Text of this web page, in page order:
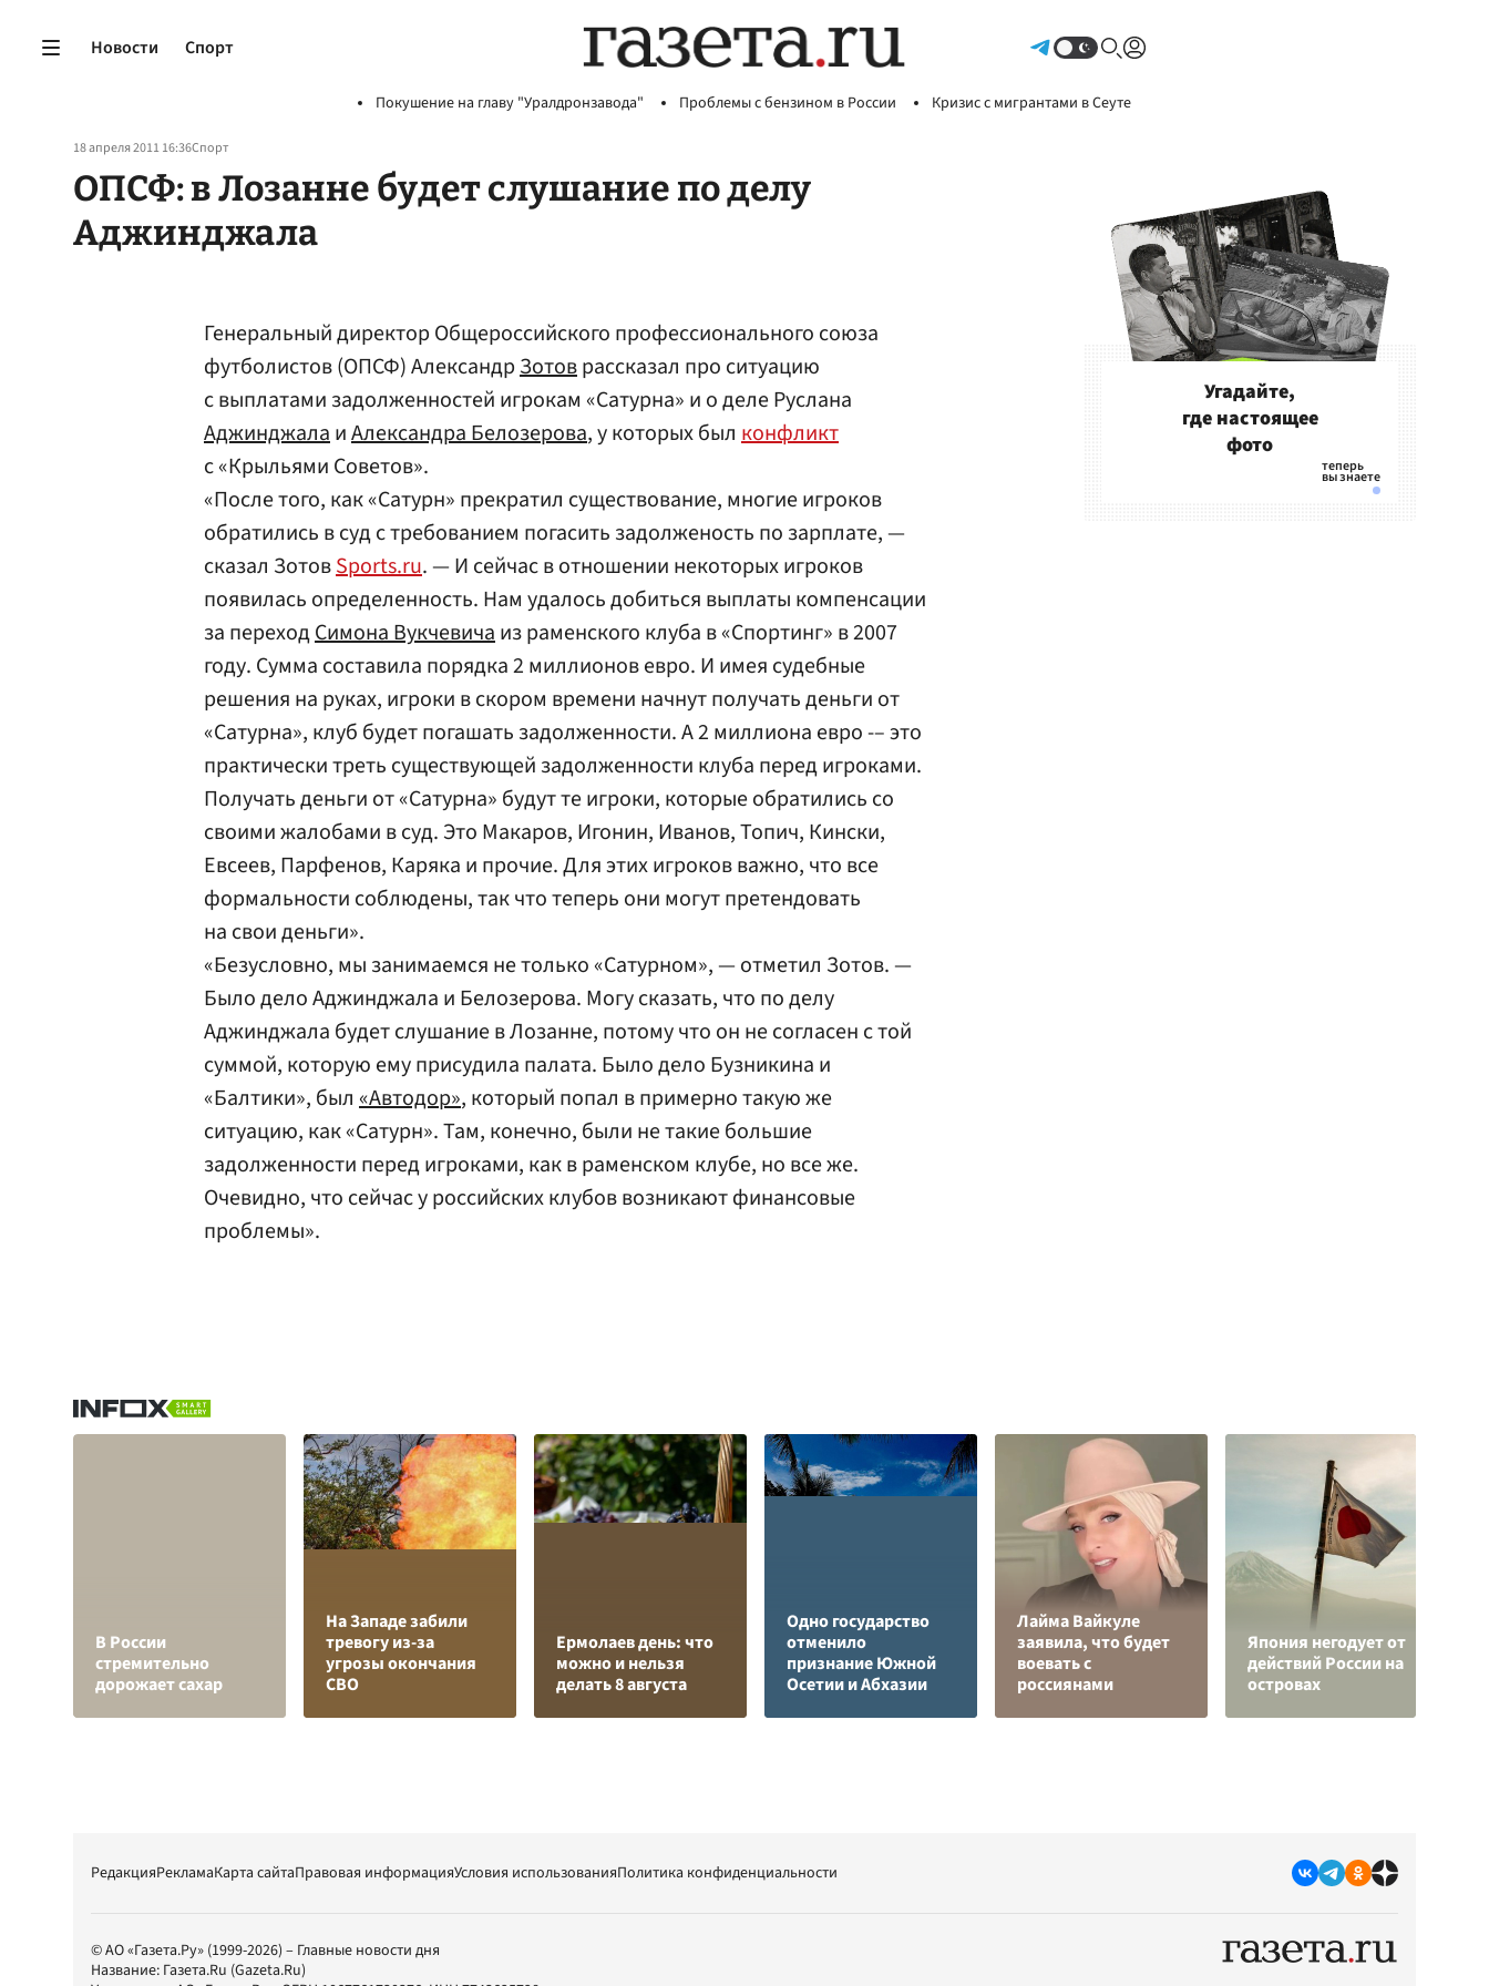
Новости Спорт
Покушение на главу "Уралдронзавода" Проблемы с бензином в России Кризис с мигрантами в Сеуте
18 апреля 2011 16:36Спорт
ОПСФ: в Лозанне будет слушание по делу
Аджинджала
Генеральный директор Общероссийского профессионального союза
футболистов (ОПСФ) АлександрЗотоврассказал про ситуацию
с выплатами задолженностей игрокам «Сатурна» и о деле Руслана
АджинджалаиАлександра Белозерова, у которых был конфликт
с «Крыльями Советов».
«После того, как «Сатурн» прекратил существование, многие игроков
обратились в суд с требованием погасить задолженость по зарплате, —
сказал ЗотовSports.ru. — И сейчас в отношении некоторых игроков
появилась определенность. Нам удалось добиться выплаты компенсации
за переходСимона Вукчевичаиз раменского клуба в «Спортинг» в 2007
году. Сумма составила порядка 2 миллионов евро. И имея судебные
решения на руках, игроки в скором времени начнут получать деньги от
«Сатурна», клуб будет погашать задолженности. А 2 миллиона евро -– это
практически треть существующей задолженности клуба перед игроками.
Получать деньги от «Сатурна» будут те игроки, которые обратились со
своими жалобами в суд. Это Макаров, Игонин, Иванов, Топич, Кински,
Евсеев, Парфенов, Каряка и прочие. Для этих игроков важно, что все
формальности соблюдены, так что теперь они могут претендовать
на свои деньги».
«Безусловно, мы занимаемся не только «Сатурном», — отметил Зотов. —
Было дело Аджинджала и Белозерова. Могу сказать, что по делу
Аджинджала будет слушание в Лозанне, потому что он не согласен с той
суммой, которую ему присудила палата. Было дело Бузникина и
«Балтики», был «Автодор», который попал в примерно такую же
ситуацию, как «Сатурн». Там, конечно, были не такие большие
задолженности перед игроками, как в раменском клубе, но все же.
Очевидно, что сейчас у российских клубов возникают финансовые
проблемы».
Угадайте,
где настоящее
фото
В России
стремительно
дорожает сахар
На Западе забили
тревогу из-за
угрозы окончания
СВО
Ермолаев день: что
можно и нельзя
делать 8 августа
Одно государство
отменило
признание Южной
Осетии и Абхазии
Лайма Вайкуле
заявила, что будет
воевать с
россиянами
Япония негодует от
действий России на
островах
РедакцияРекламаКарта сайтаПравовая информацияУсловия использованияПолитика конфиденциальности
© АО «Газета.Ру» (1999-2026) – Главные новости дня
Название: Газета.Ru (Gazeta.Ru)